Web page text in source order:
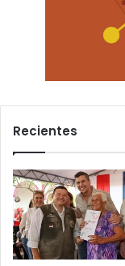
Recientes